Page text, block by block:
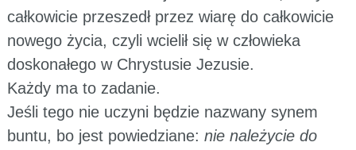
całkowicie przeszedł przez wiarę do całkowicie
nowego życia, czyli wcielił się w człowieka
doskonałego w Chrystusie Jezusie.
Każdy ma to zadanie.
Jeśli tego nie uczyni będzie nazwany synem
buntu, bo jest powiedziane: nie należycie do